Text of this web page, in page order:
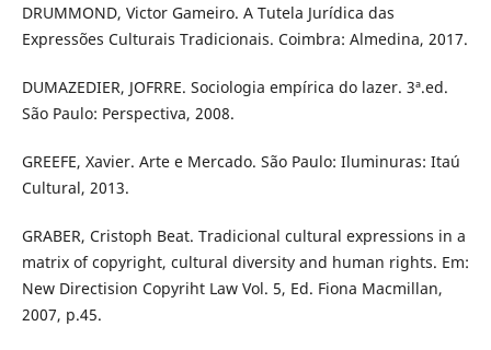
DRUMMOND, Victor Gameiro. A Tutela Jurídica das
Expressões Culturais Tradicionais. Coimbra: Almedina, 2017.
DUMAZEDIER, JOFRRE. Sociologia empírica do lazer. 3ª.ed.
São Paulo: Perspectiva, 2008.
GREEFE, Xavier. Arte e Mercado. São Paulo: Iluminuras: Itaú
Cultural, 2013.
GRABER, Cristoph Beat. Tradicional cultural expressions in a
matrix of copyright, cultural diversity and human rights. Em:
New Directision Copyriht Law Vol. 5, Ed. Fiona Macmillan,
2007, p.45.